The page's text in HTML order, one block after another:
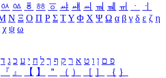
ㆂ ㆃ ㆄ ㆅ ㆆ ㆇ ㆈ ㆉ ㆊ ㆋ ㆌ ㆍ
ㆎ
Ν Ξ Ο Π Ρ Σ ΤΥ Φ Χ Ψ Ω α β γ δ ε ζ η
χ ψ ω
פ ם ן ו ט א ר ק ף ך ל ח י ע כ ג ד
『 』 【 】 ＂ （ ） ［ ］ ｛ ｝